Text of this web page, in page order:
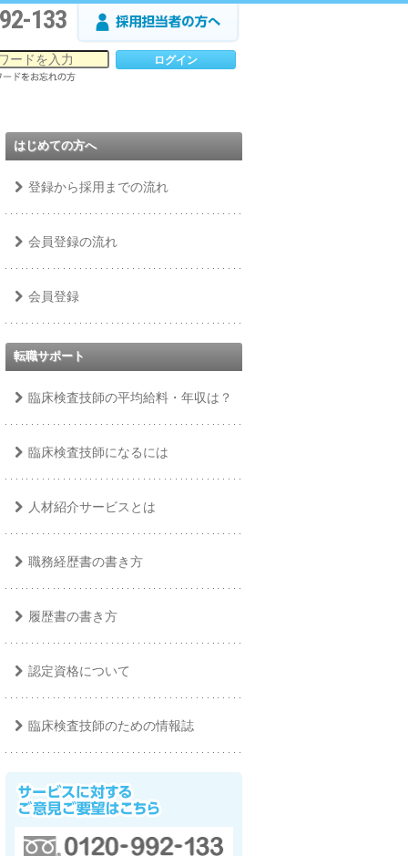
133
はじめての方へ
登録から採用までの流れ
会員登録の流れ
会員登録
転職サポート
臨床検査技師の平均給料・年収は？
臨床検査技師になるには
人材紹介サービスとは
職務経歴書の書き方
履歴書の書き方
認定資格について
臨床検査技師のための情報誌